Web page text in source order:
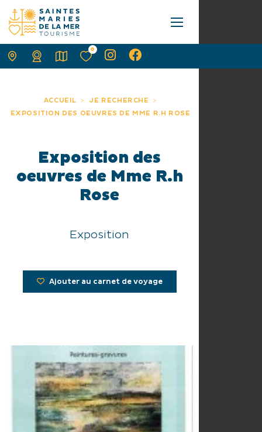
ACCUEIL
JE RECHERCHE
EXPOSITION DES OEUVRES DE MME R.H ROSE
Exposition des
oeuvres de Mme R.h
Rose
Exposition
Ajouter au carnet de voyage
0